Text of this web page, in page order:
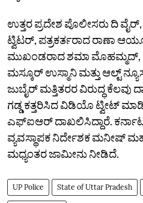
ಉತ್ತರ ಪ್ರದೇಶ ಪೊಲೀಸರು ದಿ
ಟ್ವಿಟರ್‌, ಪತ್ರಕರ್ತರಾದ ರಾಣಾ
ಮುಖಂಡರಾದ ಶಮಾ ಮೊಹಮ್ಮದ್‌,
ಮಸ್ಕೂರ್‌ ಉಸ್ಮಾನಿ ಮತ್ತು ಆಲ್ಟ್‌
ಜುಬೈರ್‌ ಮತ್ತಿತರರ ವಿರುದ್ಧ ಕೆಲವು
ಗಡ್ಡ ಕತ್ತರಿಸಿದ ವಿಡಿಯೊ ಟ್ವೀಟ್‌
ಎಫ್‌ಐಆರ್‌ ದಾಖಲಿಸಿದ್ದಾರೆ.
ವ್ಯವಸ್ಥಾಪಕ ನಿರ್ದೇಶಕ ಮನೀಷ್‌
ಮಧ್ಯಂತರ ಜಾಮೀನು ನೀಡಿದೆ.
UP Police State of Uttar Pradesh